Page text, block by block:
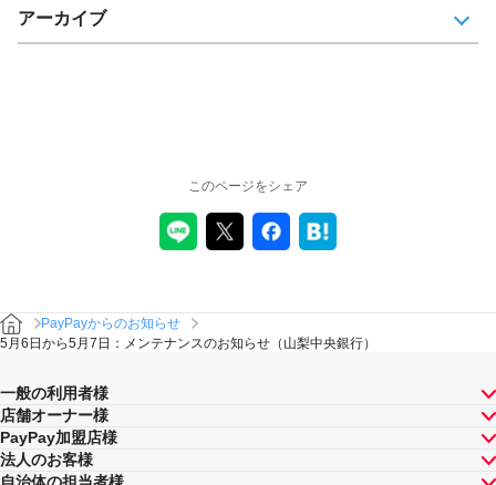
アーカイブ
このページをシェア
PayPayからのお知らせ
5月6日から5月7日：メンテナンスのお知らせ（山梨中央銀行）
一般の利用者様
店舗オーナー様
PayPay加盟店様
法人のお客様
自治体の担当者様